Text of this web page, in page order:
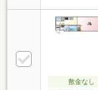
敷金なし